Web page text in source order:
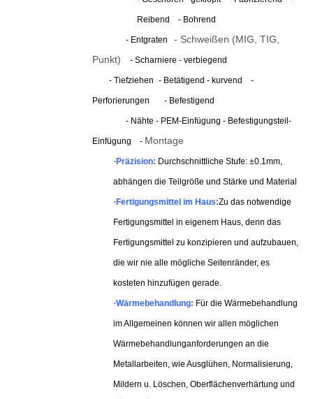
Reibend - Bohrend
- Entgraten - Schweißen (MIG, TIG,
Punkt)
- Scharniere - verbiegend
- Tiefziehen - Betätigend - kurvend -
Perforierungen - Befestigend
- Nähte - PEM-Einfügung - Befestigungsteil-
Einfügung - Montage
· Präzision: Durchschnittliche Stufe: ±0.1mm,
abhängen die Teilgröße und Stärke und Material
· Fertigungsmittel im Haus:Zu das notwendige
Fertigungsmittel in eigenem Haus, denn das
Fertigungsmittel zu konzipieren und aufzubauen,
die wir nie alle mögliche Seitenränder, es
kosteten hinzufügen gerade.
·Wärmebehandlung: Für die Wärmebehandlung
im Allgemeinen können wir allen möglichen
Wärmebehandlunganforderungen an die
Metallarbeiten, wie Ausglühen, Normalisierung,
Mildern u. Löschen, Oberflächenverhärtung und